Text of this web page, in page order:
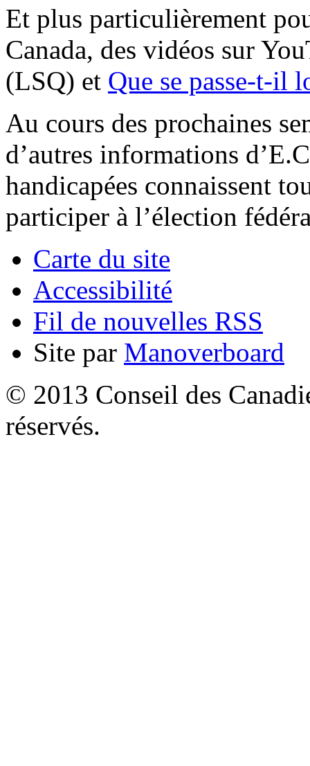
Et plus particulièrement
Canada, des vidéos sur
(LSQ) et Que se passe-t-il
Au cours des prochaines
d’autres informations
handicapées connaissent
participer à l’élection
Carte du site
Accessibilité
Fil de nouvelles RSS
Site par Manoverboard
© 2013 Conseil des
réservés.